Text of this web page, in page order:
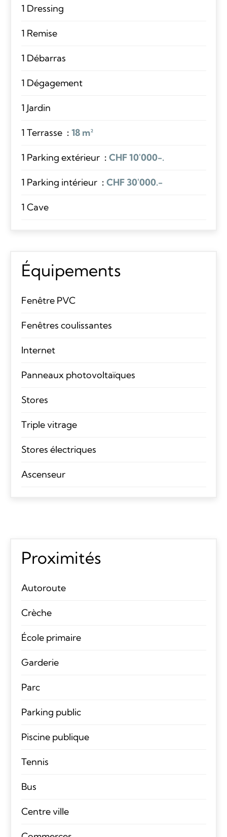
1 Dressing
1 Remise
1 Débarras
1 Dégagement
1 Jardin
1 Terrasse 18 m²
1 Parking extérieur CHF 10'000-.
1 Parking intérieur CHF 30'000.-
1 Cave
Équipements
Fenêtre PVC
Fenêtres coulissantes
Internet
Panneaux photovoltaïques
Stores
Triple vitrage
Stores électriques
Ascenseur
Proximités
Autoroute
Crèche
École primaire
Garderie
Parc
Parking public
Piscine publique
Tennis
Bus
Centre ville